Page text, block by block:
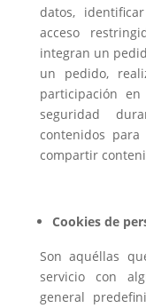
datos,
acceso
integran un
un pedido,
participación
seguridad
contenidos
compartir
Cookies de
Son aquéllas
servicio con
general